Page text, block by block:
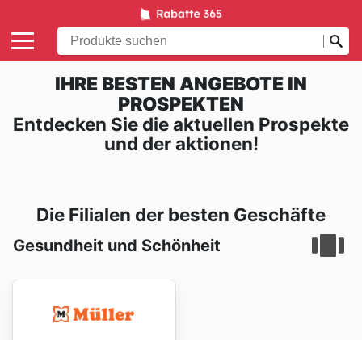
IHRE BESTEN ANGEBOTE IN
PROSPEKTEN
Entdecken Sie die aktuellen Prospekte
und der aktionen!
Die Filialen der besten Geschäfte
Gesundheit und Schönheit